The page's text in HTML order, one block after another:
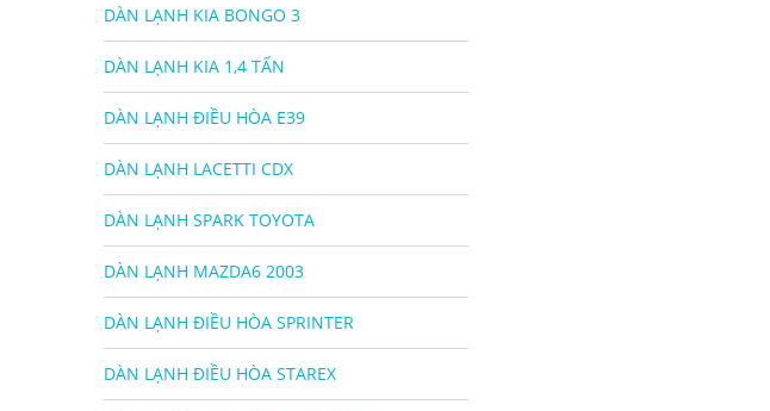
DÀN LẠNH KIA BONGO 3
DÀN LẠNH KIA 1,4 TẤN
DÀN LẠNH ĐIỀU HÒA E39
DÀN LẠNH LACETTI CDX
DÀN LẠNH SPARK TOYOTA
DÀN LẠNH MAZDA6 2003
DÀN LẠNH ĐIỀU HÒA SPRINTER
DÀN LẠNH ĐIỀU HÒA STAREX